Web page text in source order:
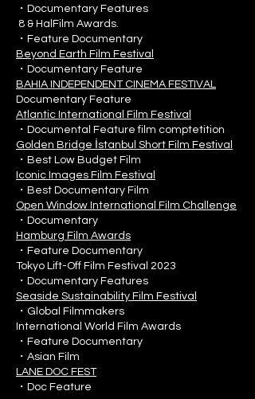
・Documentary Features
8 & HalFilm Awards.
・Feature Documentary
Beyond Earth Film Festival
・Documentary Feature
BAHIA INDEPENDENT CINEMA FESTIVAL
Documentary Feature
Atlantic International Film Festival
・Documental Feature film comptetition
Golden Bridge İstanbul Short Film Festival
・Best Low Budget Film
Iconic Images Film Festival
・Best Documentary Film
Open Window International Film Challenge
・Documentary
Hamburg Film Awards
・Feature Documentary
Tokyo Lift-Off Film Festival 2023
・Documentary Features
Seaside Sustainability Film Festival
・Global Filmmakers
International World Film Awards
・Feature Documentary
・Asian Film
LANE DOC FEST
・Doc Feature